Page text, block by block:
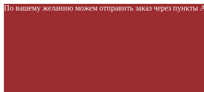
По вашему желанию можем отправить заказ через пункты